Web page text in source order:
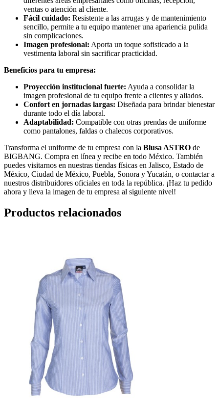
ventas o atención al cliente.
Fácil cuidado: Resistente a las arrugas y de mantenimiento
sencillo, permite a tu equipo mantener una apariencia pulida
sin complicaciones.
Imagen profesional: Aporta un toque sofisticado a la
vestimenta laboral sin sacrificar practicidad.
Beneficios para tu empresa:
Proyección institucional fuerte: Ayuda a consolidar la
imagen profesional de tu equipo frente a clientes y aliados.
Confort en jornadas largas: Diseñada para brindar bienestar
durante todo el día laboral.
Adaptabilidad: Compatible con otras prendas de uniforme
como pantalones, faldas o chalecos corporativos.
Transforma el uniforme de tu empresa con la Blusa ASTRO de
BIGBANG. Compra en línea y recibe en todo México. También
puedes visitarnos en nuestras tiendas físicas en Jalisco, Estado de
México, Ciudad de México, Puebla, Sonora y Yucatán, o contactar a
nuestros distribuidores oficiales en toda la república. ¡Haz tu pedido
ahora y lleva la imagen de tu empresa al siguiente nivel!
Productos relacionados